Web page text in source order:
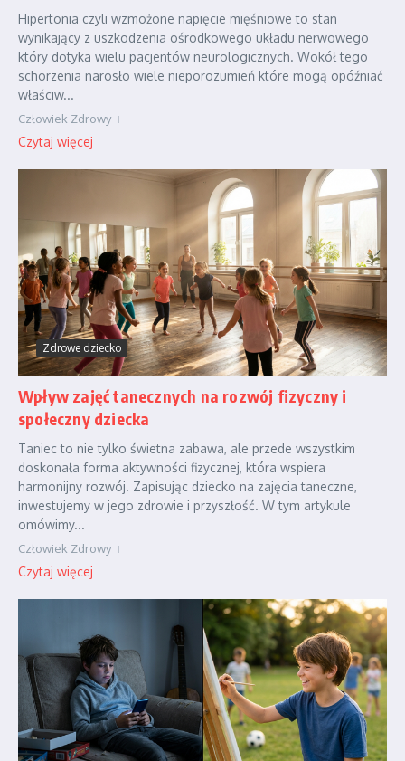
Hipertonia czyli wzmożone napięcie mięśniowe to stan
wynikający z uszkodzenia ośrodkowego układu nerwowego
który dotyka wielu pacjentów neurologicznych. Wokół tego
schorzenia narosło wiele nieporozumień które mogą opóźniać
właściw...
Człowiek Zdrowy
Czytaj więcej
Zdrowe dziecko
Wpływ zajęć tanecznych na rozwój fizyczny i
społeczny dziecka
Taniec to nie tylko świetna zabawa, ale przede wszystkim
doskonała forma aktywności fizycznej, która wspiera
harmonijny rozwój. Zapisując dziecko na zajęcia taneczne,
inwestujemy w jego zdrowie i przyszłość. W tym artykule
omówimy...
Człowiek Zdrowy
Czytaj więcej